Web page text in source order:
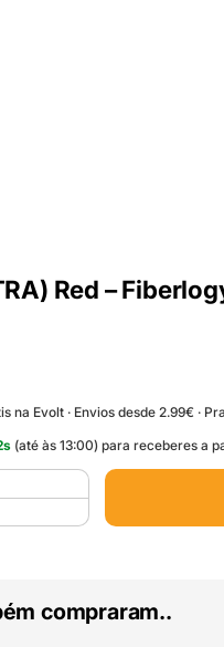
Red –
na Evolt · Envios desde 2.99€ ·
s(até às 13:00) para receberes a
compraram..